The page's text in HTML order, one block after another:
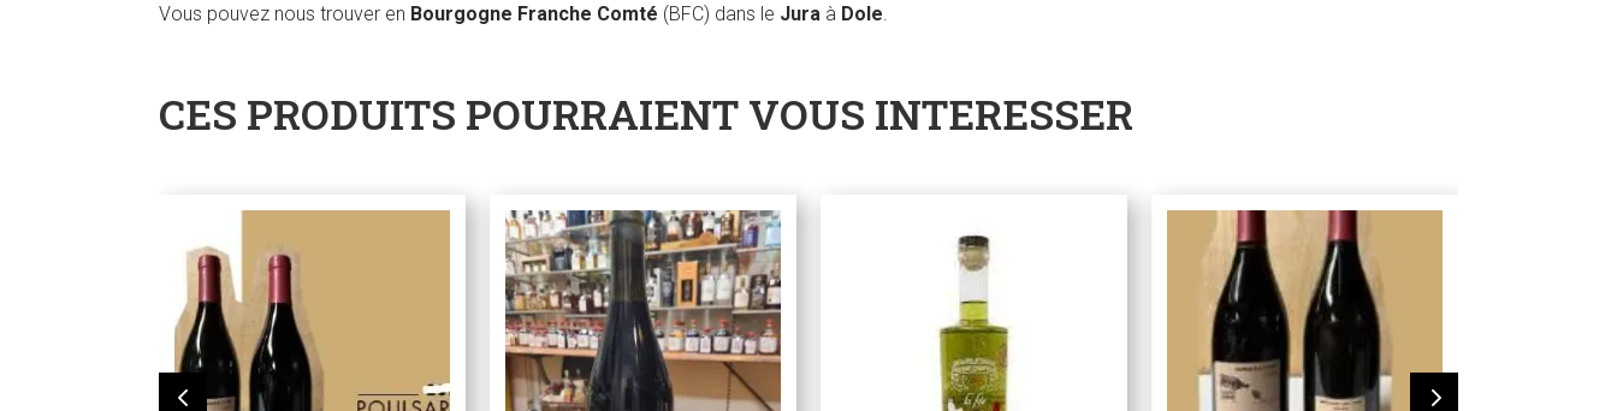
Vous pouvez nous trouver en Bourgogne Franche Comté (BFC) dans le Jura à Dole
CES PRODUITS POURRAIENT VOUS INTERESSER